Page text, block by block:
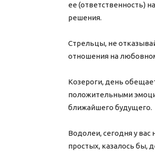
ее (ответственность)
решения.
Стрельцы, не
отношения на
Козероги, день
положительными
ближайшего
Водолеи, сегодня у
простых, казалось